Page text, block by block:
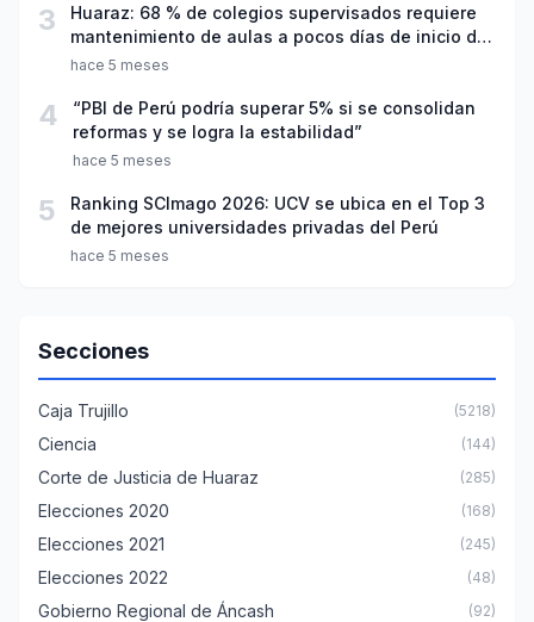
3
Huaraz: 68 % de colegios supervisados requiere
mantenimiento de aulas a pocos días de inicio del
año escolar 2026
hace 5 meses
4
“PBI de Perú podría superar 5% si se consolidan
reformas y se logra la estabilidad”
hace 5 meses
5
Ranking SCImago 2026: UCV se ubica en el Top 3
de mejores universidades privadas del Perú
hace 5 meses
Secciones
Caja Trujillo (5218)
Ciencia (144)
Corte de Justicia de Huaraz (285)
Elecciones 2020 (168)
Elecciones 2021 (245)
Elecciones 2022 (48)
Gobierno Regional de Áncash (92)